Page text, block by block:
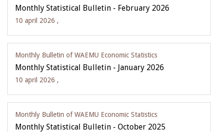
Monthly Statistical Bulletin - February 2026
10 april 2026 ,
Monthly Bulletin of WAEMU Economic Statistics
Monthly Statistical Bulletin - January 2026
10 april 2026 ,
Monthly Bulletin of WAEMU Economic Statistics
Monthly Statistical Bulletin - October 2025